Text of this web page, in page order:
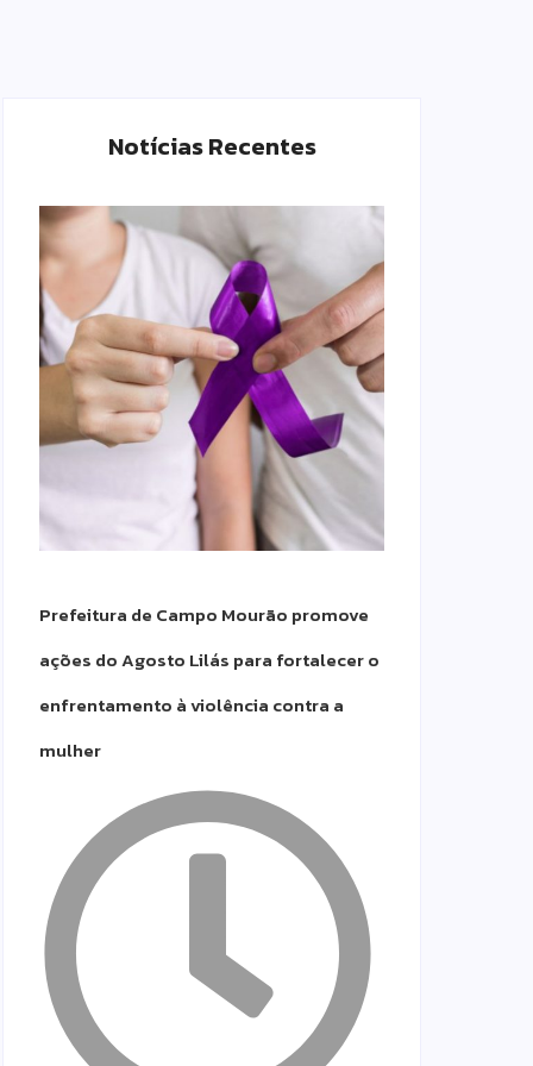
Notícias Recentes
Prefeitura de Campo Mourão promove
ações do Agosto Lilás para fortalecer o
enfrentamento à violência contra a
mulher